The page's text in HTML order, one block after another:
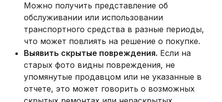
Можно получить представление об
обслуживании или использовании
транспортного средства в разные периоды,
что может повлиять на решение о покупке.
Выявить скрытые повреждения. Если на
старых фото видны повреждения, не
упомянутые продавцом или не указанные в
отчете, это может говорить о возможных